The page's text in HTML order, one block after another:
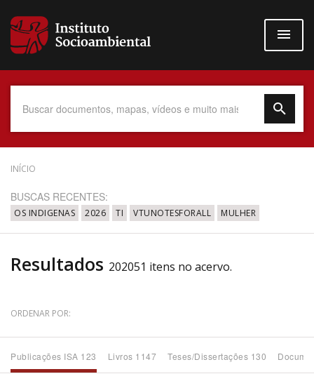
para
conteúdo
Data do Documento
Até
Povo Indígena
INÍCIO
BUSCAS RECENTES:
OS INDIGENAS 2026 TI VTUNOTESFORALL MULHER
Resultados 202051 itens no acervo.
ORDENAR POR:
Publicações ISA 123 Livros 1147 Teses/Dissertações 130